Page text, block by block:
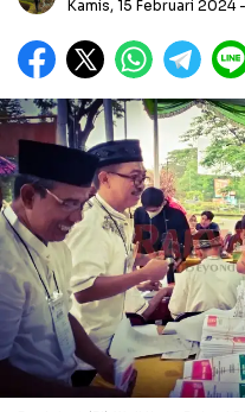
Kamis, 15 Februari 2024